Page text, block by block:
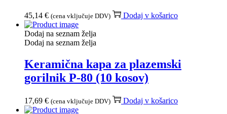
45,14 € (cena vključuje DDV) Dodaj v košarico
Dodaj na seznam želja
Dodaj na seznam želja
Keramična kapa za plazemski
gorilnik P-80 (10 kosov)
17,69 € (cena vključuje DDV) Dodaj v košarico